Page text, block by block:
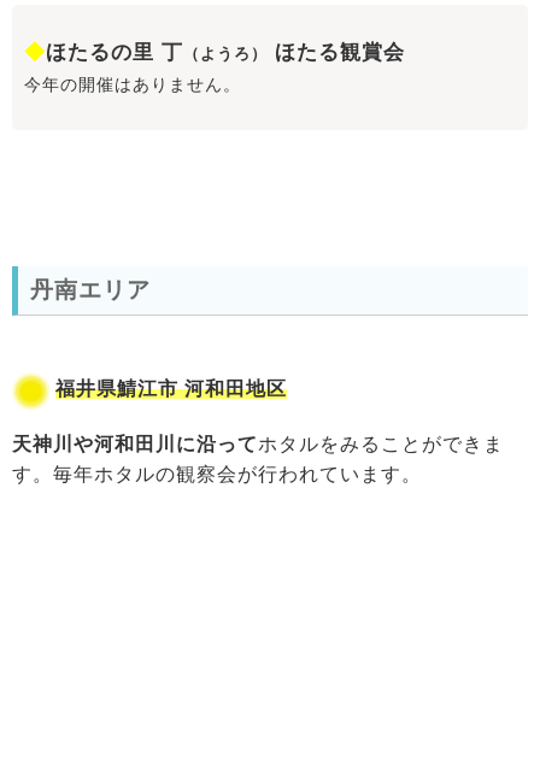
◆ほたるの里 丁 （ようろ） ほたる観賞会
今年の開催はありません。
丹南エリア
福井県鯖江市 河和田地区
天神川や河和田川に沿ってホタルをみることができま
す。毎年ホタルの観察会が行われています。